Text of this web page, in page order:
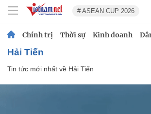
# ASEAN CUP 2026
Chính trị Thời sự Kinh doanh
Hải Tiến
Tin tức mới nhất về Hải Tiến